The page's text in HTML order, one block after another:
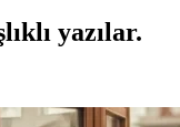
yazılar.